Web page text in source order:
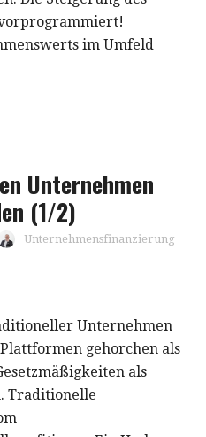
im Umfeld
Unternehmen
(1/2)
Unternehmensfinanzierung
Unternehmen
gehorchen als
als
Traditionelle